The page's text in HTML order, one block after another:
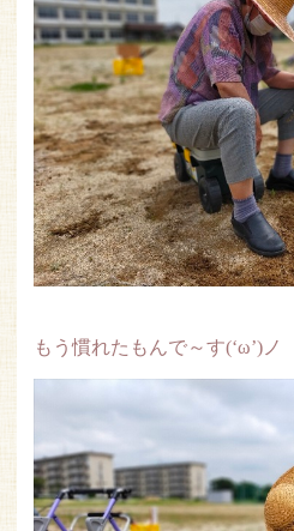
もう慣れたもんで～す(‘ω’)ノ